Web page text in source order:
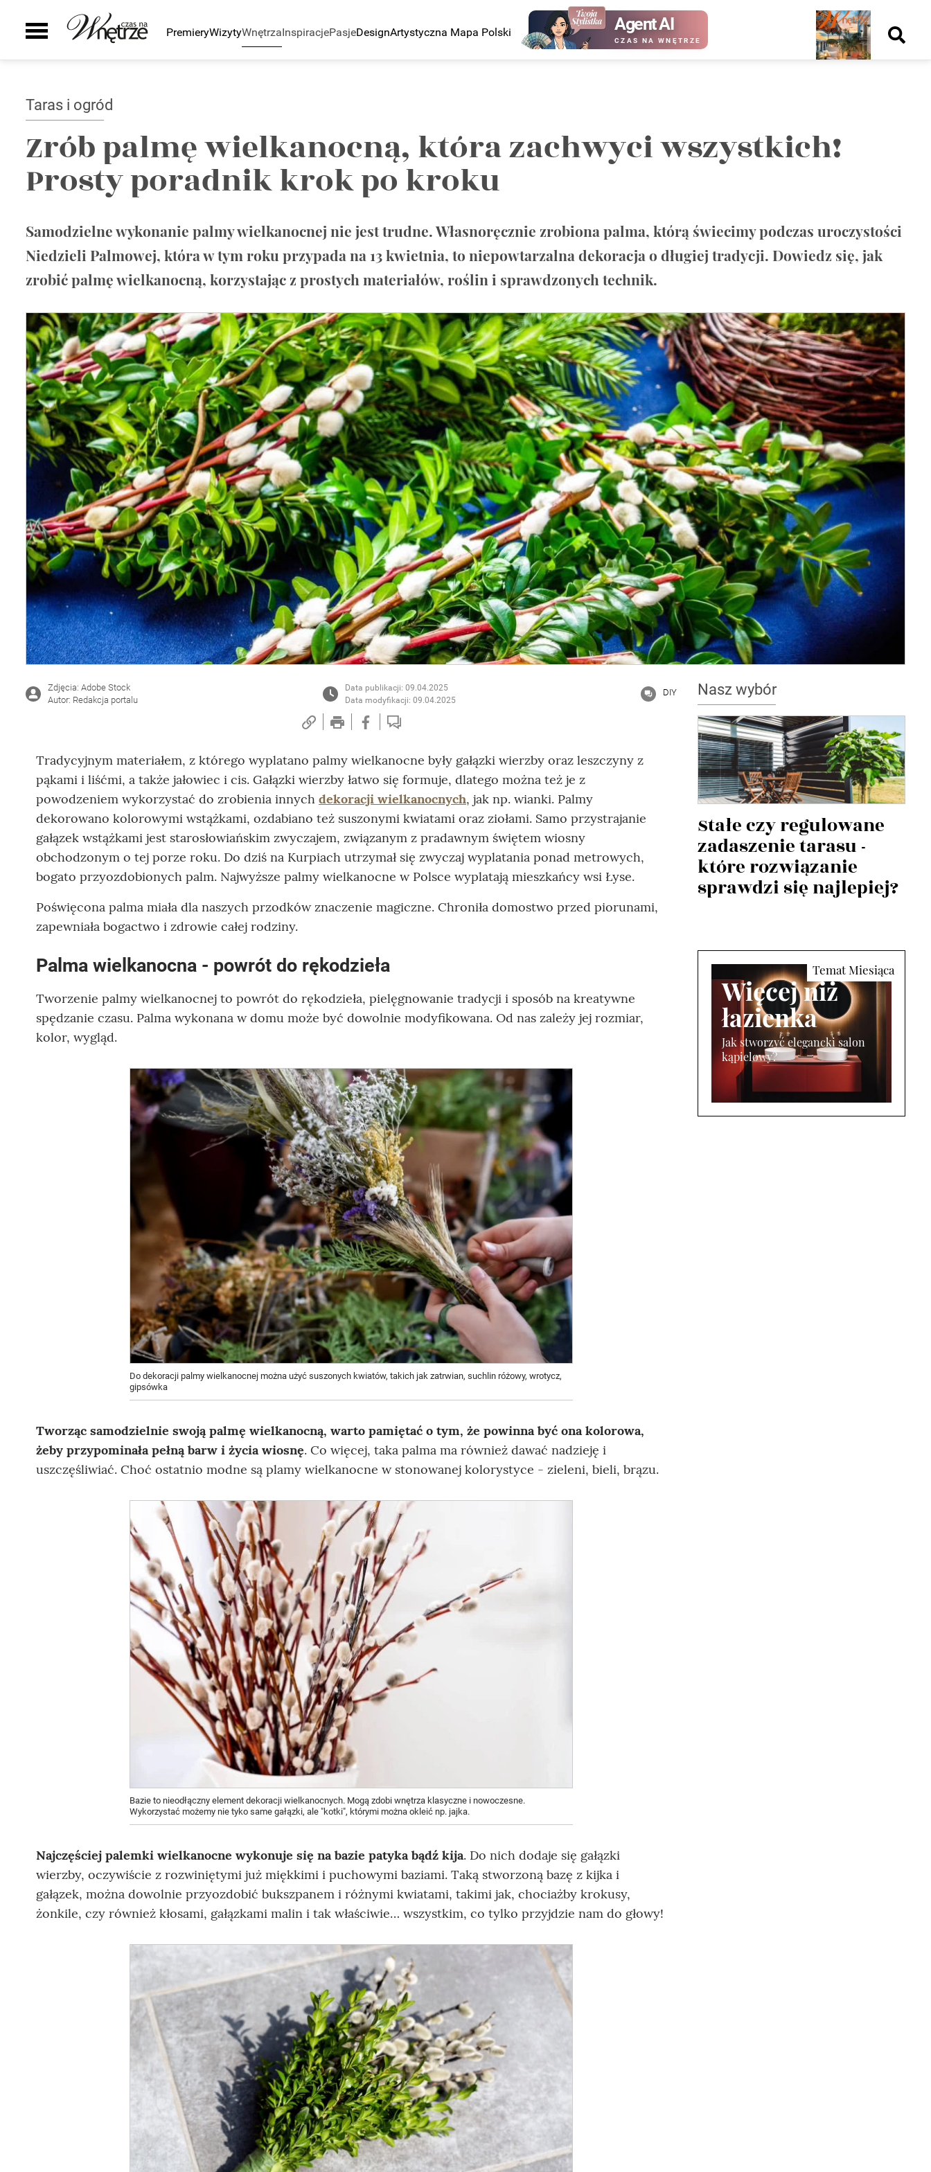
PremieryWizytyWnętrza
Łazienka
Sypialnia
Gabinet
Taras i ogród
Kominki
Grzejniki
Oświetlenie
Szafy
AGD
Zlewy i baterie
Wanny i natryski
Wellnes
DIY
InspiracjePasje
Auto
Smaki życia
DesignArtystyczna Mapa Polski Agent AI
CZAS NA WNĘTRZE
Nowy
numer
kup ten
numer
Taras i ogród
Zrób palmę wielkanocną, która zachwyci wszystkich!
Prosty poradnik krok po kroku
Samodzielne wykonanie palmy wielkanocnej nie jest trudne. Własnoręcznie zrobiona palma, którą świecimy podczas uroczystości
Niedzieli Palmowej, która w tym roku przypada na 13 kwietnia, to niepowtarzalna dekoracja o długiej tradycji. Dowiedz się, jak
zrobić palmę wielkanocną, korzystając z prostych materiałów, roślin i sprawdzonych technik.
Zdjęcia: Adobe Stock
Autor: Redakcja portalu
Data publikacji: 09.04.2025
Data modyfikacji: 09.04.2025
DIY
Tradycyjnym materiałem, z którego wyplatano palmy wielkanocne były gałązki wierzby oraz leszczyny z
pąkami i liśćmi, a także jałowiec i cis. Gałązki wierzby łatwo się formuje, dlatego można też je z
powodzeniem wykorzystać do zrobienia innych dekoracji wielkanocnych, jak np. wianki. Palmy
dekorowano kolorowymi wstążkami, ozdabiano też suszonymi kwiatami oraz ziołami. Samo przystrajanie
gałązek wstążkami jest starosłowiańskim zwyczajem, związanym z pradawnym świętem wiosny
obchodzonym o tej porze roku. Do dziś na Kurpiach utrzymał się zwyczaj wyplatania ponad metrowych,
bogato przyozdobionych palm. Najwyższe palmy wielkanocne w Polsce wyplatają mieszkańcy wsi Łyse.
Poświęcona palma miała dla naszych przodków znaczenie magiczne. Chroniła domostwo przed piorunami,
zapewniała bogactwo i zdrowie całej rodziny.
Palma wielkanocna - powrót do rękodzieła
Tworzenie palmy wielkanocnej to powrót do rękodzieła, pielęgnowanie tradycji i sposób na kreatywne
spędzanie czasu. Palma wykonana w domu może być dowolnie modyfikowana. Od nas zależy jej rozmiar,
kolor, wygląd.
Do dekoracji palmy wielkanocnej można użyć suszonych kwiatów, takich jak zatrwian, suchlin różowy, wrotycz,
gipsówka
Tworząc samodzielnie swoją palmę wielkanocną, warto pamiętać o tym, że powinna być ona kolorowa,
żeby przypominała pełną barw i życia wiosnę. Co więcej, taka palma ma również dawać nadzieję i
uszczęśliwiać. Choć ostatnio modne są plamy wielkanocne w stonowanej kolorystyce - zieleni, bieli, brązu.
Bazie to nieodłączny element dekoracji wielkanocnych. Mogą zdobi wnętrza klasyczne i nowoczesne.
Wykorzystać możemy nie tyko same gałązki, ale "kotki", którymi można okleić np. jajka.
Najczęściej palemki wielkanocne wykonuje się na bazie patyka bądź kija. Do nich dodaje się gałązki
wierzby, oczywiście z rozwiniętymi już miękkimi i puchowymi baziami. Taką stworzoną bazę z kijka i
gałązek, można dowolnie przyozdobić bukszpanem i różnymi kwiatami, takimi jak, chociażby krokusy,
żonkile, czy również kłosami, gałązkami malin i tak właściwie… wszystkim, co tylko przyjdzie nam do głowy!
Nasz wybór
Stałe czy regulowane
zadaszenie tarasu -
które rozwiązanie
sprawdzi się najlepiej?
Więcej niż
łazienka
Jak stworzyć elegancki salon
kąpielowy?